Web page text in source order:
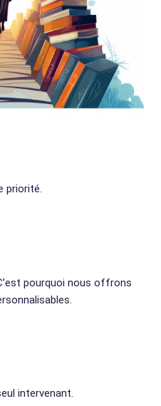
priorité.
pourquoi nous offrons
intervenant.